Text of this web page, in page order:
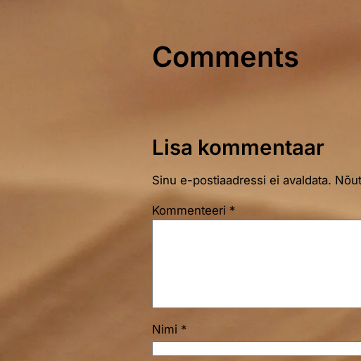
Comments
Lisa kommentaar
Sinu e-postiaadressi ei avaldata.
Kommenteeri *
Nimi *